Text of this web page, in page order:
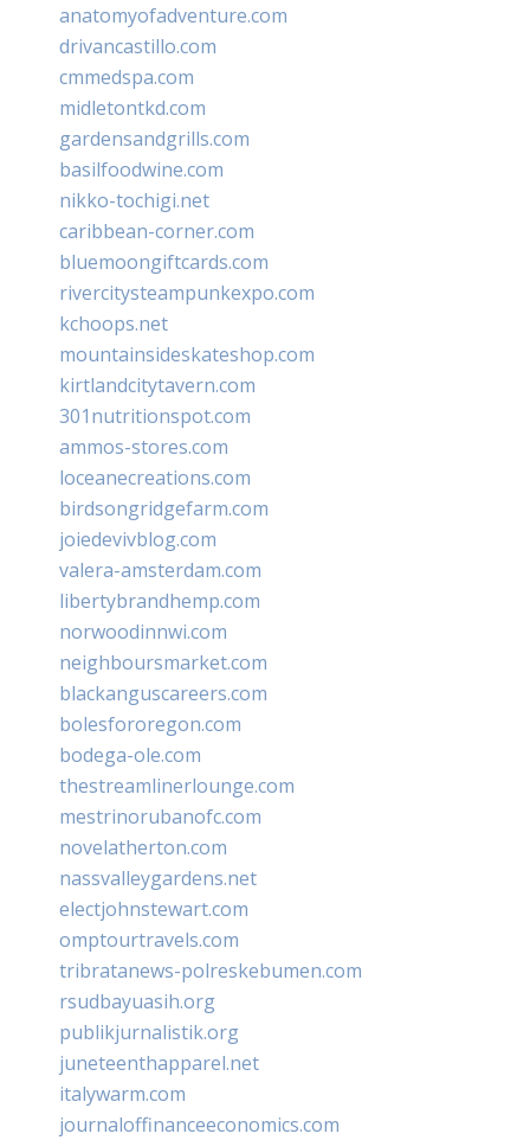
anatomyofadventure.com
drivancastillo.com
cmmedspa.com
midletontkd.com
gardensandgrills.com
basilfoodwine.com
nikko-tochigi.net
caribbean-corner.com
bluemoongiftcards.com
rivercitysteampunkexpo.com
kchoops.net
mountainsideskateshop.com
kirtlandcitytavern.com
301nutritionspot.com
ammos-stores.com
loceanecreations.com
birdsongridgefarm.com
joiedevivblog.com
valera-amsterdam.com
libertybrandhemp.com
norwoodinnwi.com
neighboursmarket.com
blackanguscareers.com
bolesfororegon.com
bodega-ole.com
thestreamlinerlounge.com
mestrinorubanofc.com
novelatherton.com
nassvalleygardens.net
electjohnstewart.com
omptourtravels.com
tribratanews-polreskebumen.com
rsudbayuasih.org
publikjurnalistik.org
juneteenthapparel.net
italywarm.com
journaloffinanceeconomics.com